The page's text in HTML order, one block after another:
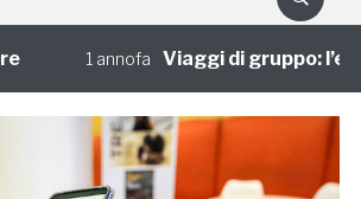
1 annofa Viaggi di gruppo: